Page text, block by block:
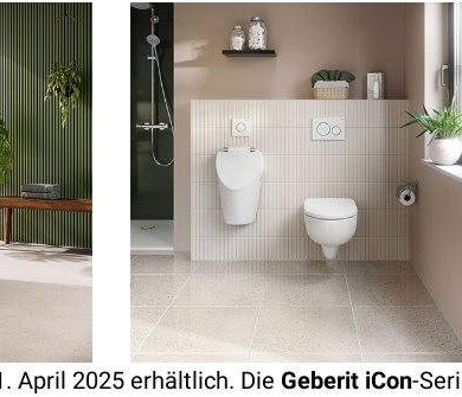
April 2025 erhältlich. Die Geberit iCon-